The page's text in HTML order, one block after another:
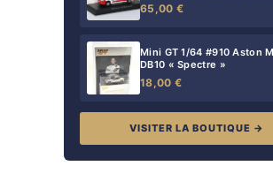
65,00 €
Mini GT 1/64 #910 Aston
DB10 « Spectre »
18,00 €
VISITER LA BOUTIQUE →